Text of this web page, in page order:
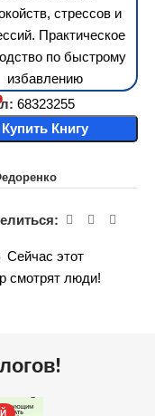
стрессов и
Практическое
по быстрому
избавлению
68323255
Купить Книгу
Сейчас этот
смотрят люди!